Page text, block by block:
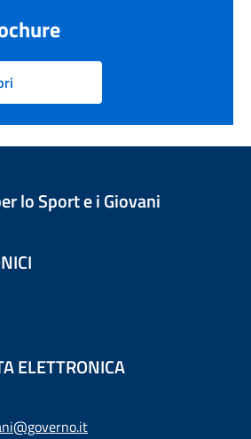
lo Sport e i Giovani
ELETTRONICA